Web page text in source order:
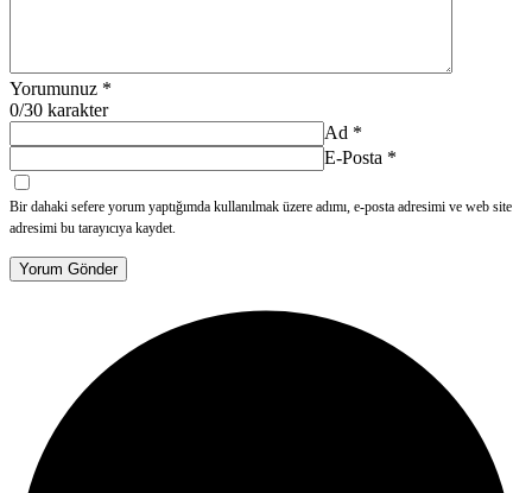
Yorumunuz *
0/30 karakter
Ad *
E-Posta *
Bir dahaki sefere yorum yaptığımda kullanılmak üzere adımı, e-posta adresimi ve web site
adresimi bu tarayıcıya kaydet.
Yorum Gönder